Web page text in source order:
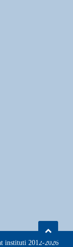
instituti 2012-2026